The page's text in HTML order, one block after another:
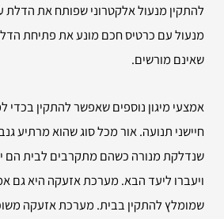
להתקין מנעול אלקטרוני שפותח את הדלת
מנעול עם כרטיס חכם מונע את פתיחת
שאינם מורשים.
אמצעי מיגון נוספים שאפשר להתקין בכדי
חיישני תנועה. אור מכל סוג שהוא מרתיע
שנדלקת מנורה כשהם מתקרבים לבית הם
ויעברו ליעד הבא. מערכת אזעקה היא גם
שמומלץ להתקין בבית. מערכת אזעקה